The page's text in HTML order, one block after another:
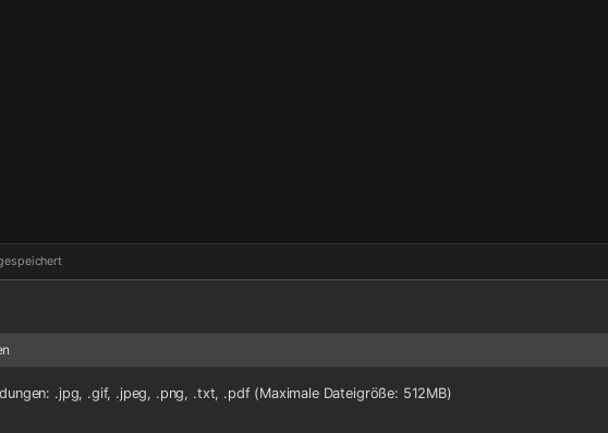
.jpg, .gif, .jpeg, .png, .txt, .pdf (Maximale Dateigröße: 512MB)